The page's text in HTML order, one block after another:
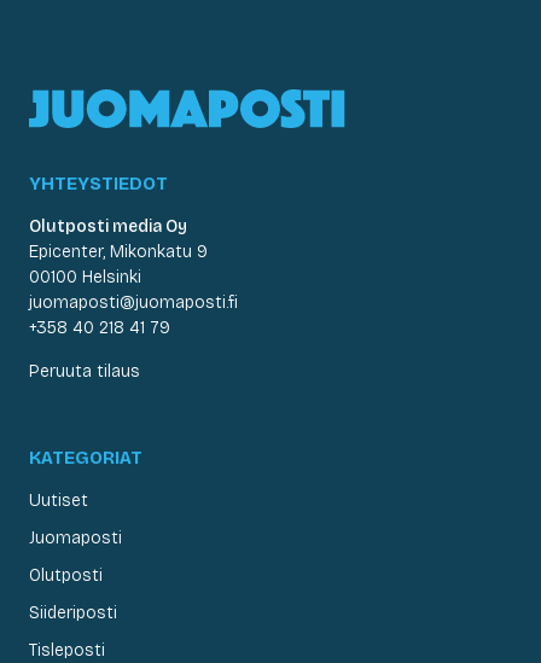
YHTEYSTIEDOT
Olutposti media Oy
Epicenter, Mikonkatu 9
00100 Helsinki
juomaposti@juomaposti.fi
+358 40 218 41 79
Peruuta tilaus
KATEGORIAT
Uutiset
Juomaposti
Olutposti
Siideriposti
Tisleposti